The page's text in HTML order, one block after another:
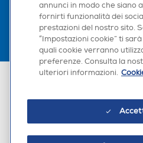
Euronics Italia SpA. Sede legale Via
annunci in modo che siano
fornirti funzionalità dei
prestazioni del nostro sito.
“Impostazioni cookie” ti
quali cookie verranno
preferenze. Consulta la
ulteriori informazioni.